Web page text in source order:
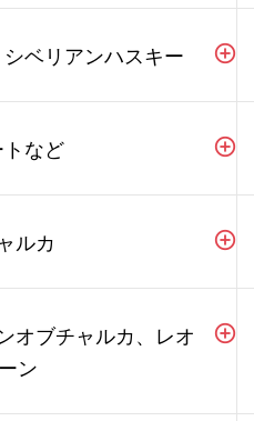
ベリアンハスキー
トなど
ルカ
オブチャルカ、レオ
ン